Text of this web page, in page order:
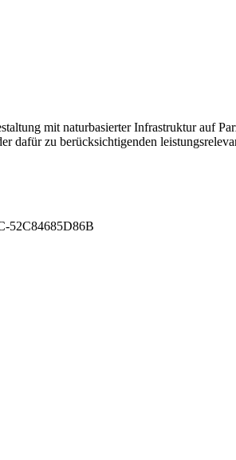
mit naturbasierter Infrastruktur auf
dafür zu berücksichtigenden
52C84685D86B